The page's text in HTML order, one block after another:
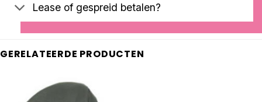
Lease of gespreid betalen?
GERELATEERDE PRODUCTEN